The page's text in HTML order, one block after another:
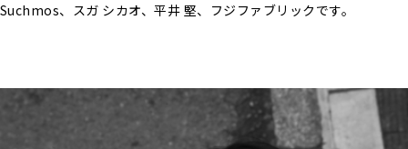
Suchmos、スガ シカオ、平井 堅、フジファブリックです。